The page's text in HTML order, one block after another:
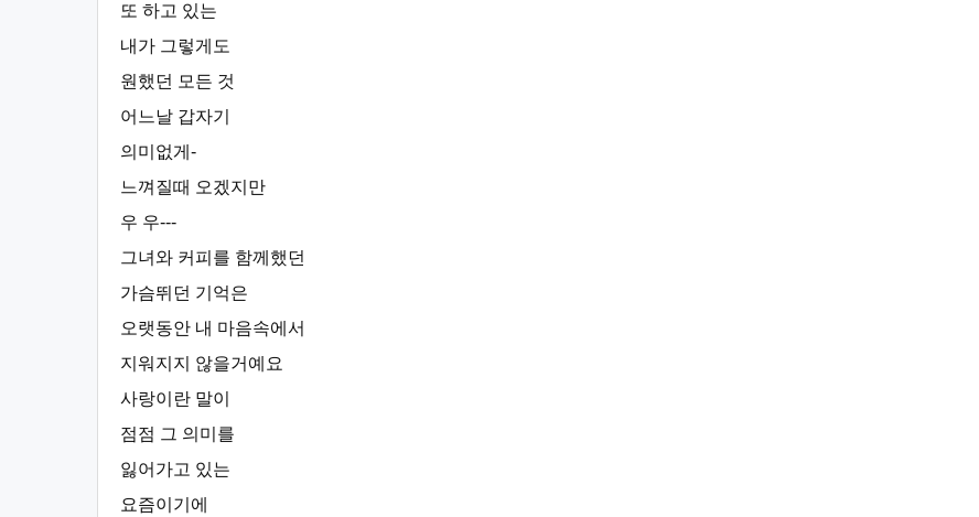
또 하고 있는
내가 그렇게도
원했던 모든 것
어느날 갑자기
의미없게-
느껴질때 오겠지만
우 우---
그녀와 커피를 함께했던
가슴뛰던 기억은
오랫동안 내 마음속에서
지워지지 않을거예요
사랑이란 말이
점점 그 의미를
잃어가고 있는
요즘이기에